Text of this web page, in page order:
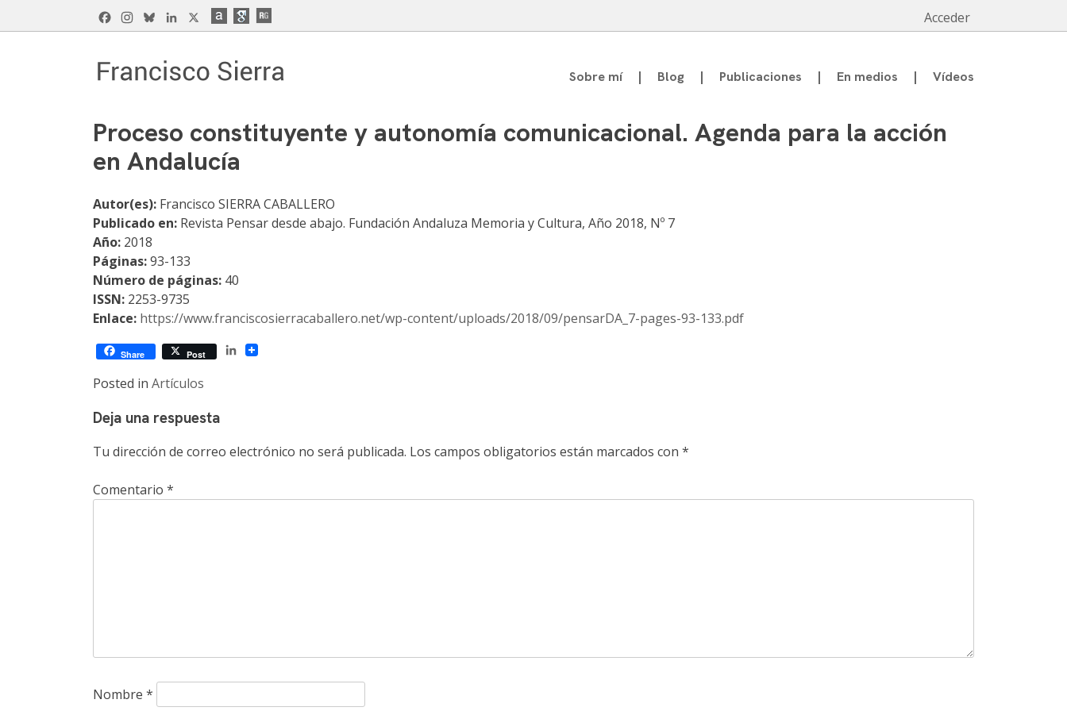
to
FacebookInstagram
BlueskyLinkedIn Acceder
Sobre mí Blog Publicaciones En medios Vídeos
Proceso constituyente y autonomía comunicacional. Agenda para la acción
en Andalucía
Autor(es): Francisco SIERRA CABALLERO
Publicado en: Revista Pensar desde abajo. Fundación Andaluza Memoria y Cultura, Año 2018, Nº 7
Año: 2018
Páginas:93-133
Número de páginas: 40
ISSN: 2253-9735
Enlace: https://www.franciscosierracaballero.net/wp-content/uploads/2018/09/pensarDA_7-pages-93-133.pdf
Share Post
LinkedIn
Posted in Artículos
Deja una respuesta
Tu dirección de correo electrónico no será publicada. Los campos obligatorios están marcados con *
Comentario *
Nombre *